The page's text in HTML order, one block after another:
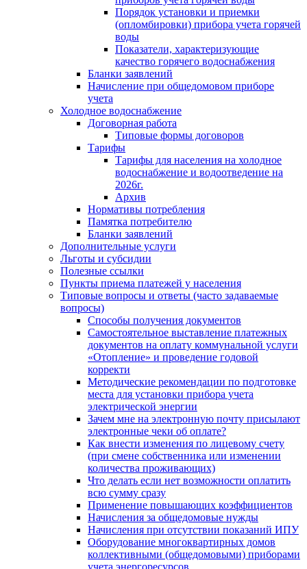
Порядок установки и приемки
(опломбировки) прибора учета горячей
воды
Показатели, характеризующие
качество горячего водоснабжения
Бланки заявлений
Начисление при общедомовом приборе
учета
Холодное водоснабжение
Договорная работа
Типовые формы договоров
Тарифы
Тарифы для населения на холодное
водоснабжение и водоотведение на
2026г.
Архив
Нормативы потребления
Памятка потребителю
Бланки заявлений
Дополнительные услуги
Льготы и субсидии
Полезные ссылки
Пункты приема платежей у населения
Типовые вопросы и ответы (часто задаваемые
вопросы)
Способы получения документов
Самостоятельное выставление платежных
документов на оплату коммунальной услуги
«Отопление» и проведение годовой
корректи
Методические рекомендации по подготовке
места для установки прибора учета
электрической энергии
Зачем мне на электронную почту присылают
электронные чеки об оплате?
Как внести изменения по лицевому счету
(при смене собственника или изменении
количества проживающих)
Что делать если нет возможности оплатить
всю сумму сразу
Применение повышающих коэффициентов
Начисления за общедомовые нужды
Начисления при отсутствии показаний ИПУ
Оборудование многоквартирных домов
коллективными (общедомовыми) приборами